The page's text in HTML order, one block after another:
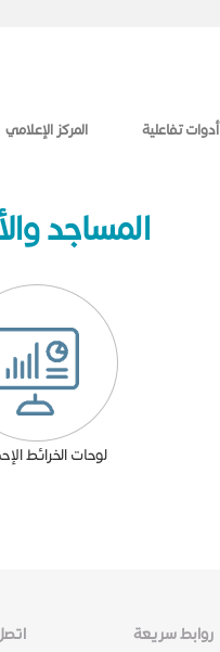
أدوات تفاعلية المركز الإعلامي
المساجد
​لوحات الخرائط
روابط سريعة